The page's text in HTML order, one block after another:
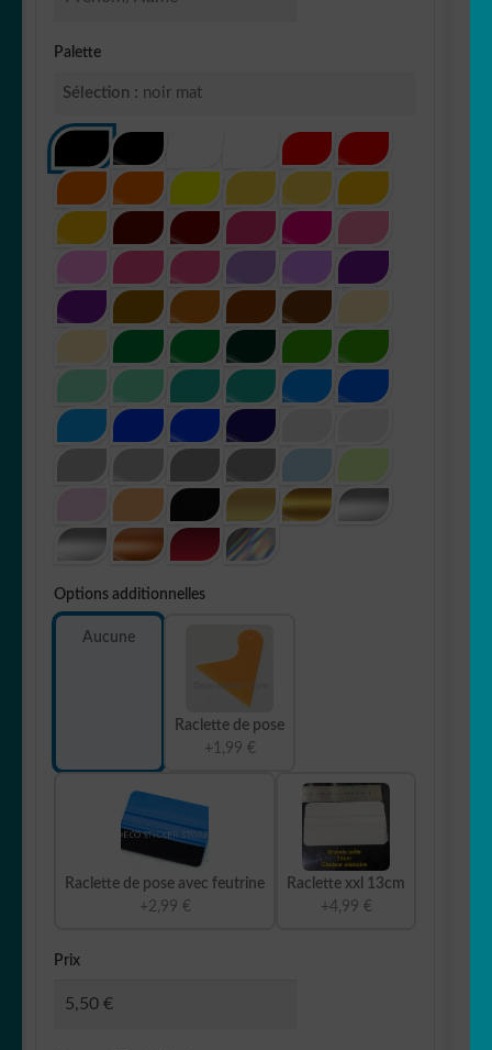
Palette
Sélection : noir mat
Options additionnelles
Aucune
Raclette de pose
+1,99 €
Raclette de pose avec feutrine
+2,99 €
Raclette xxl 13cm
+4,99 €
Prix